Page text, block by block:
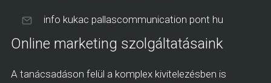
info kukac pallascommunication pont hu
Online marketing szolgáltatásaink
A tanácsadáson felül a komplex kivitelezésben is